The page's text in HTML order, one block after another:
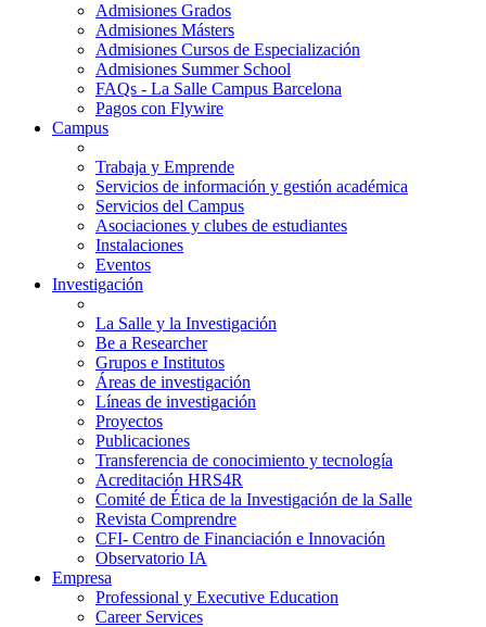
Admisiones Grados
Admisiones Másters
Admisiones Cursos de Especialización
Admisiones Summer School
FAQs - La Salle Campus Barcelona
Pagos con Flywire
Campus
Trabaja y Emprende
Servicios de información y gestión académica
Servicios del Campus
Asociaciones y clubes de estudiantes
Instalaciones
Eventos
Investigación
La Salle y la Investigación
Be a Researcher
Grupos e Institutos
Áreas de investigación
Líneas de investigación
Proyectos
Publicaciones
Transferencia de conocimiento y tecnología
Acreditación HRS4R
Comité de Ética de la Investigación de la Salle
Revista Comprendre
CFI- Centro de Financiación e Innovación
Observatorio IA
Empresa
Professional y Executive Education
Career Services